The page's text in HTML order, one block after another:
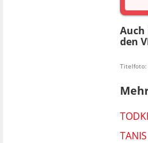
Auch
den
Titelfoto: